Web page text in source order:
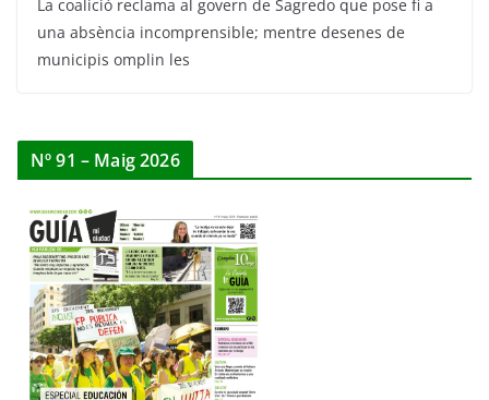
La coalició reclama al govern de Sagredo que pose fi a
una absència incomprensible; mentre desenes de
municipis omplin les
Nº 91 – Maig 2026